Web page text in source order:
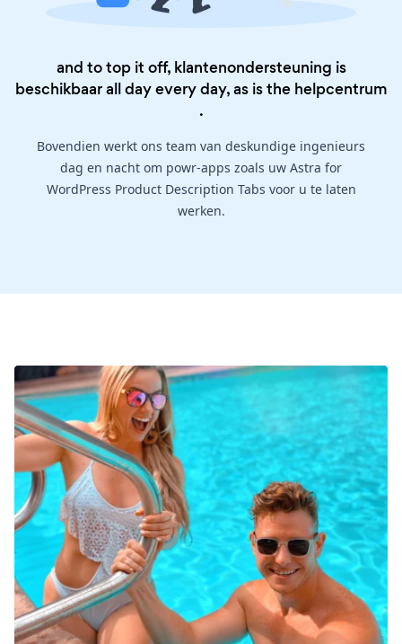
and to top it off, klantenondersteuning is
beschikbaar all day every day, as is the helpcentrum
.
Bovendien werkt ons team van deskundige ingenieurs
dag en nacht om powr-apps zoals uw Astra for
WordPress Product Description Tabs voor u te laten
werken.